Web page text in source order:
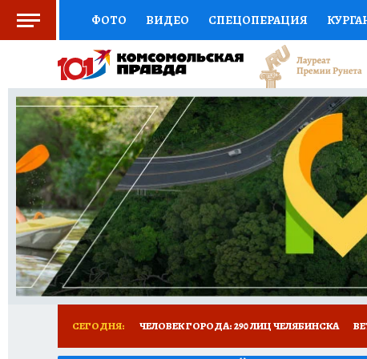
ФОТО ВИДЕО СПЕЦОПЕРАЦИЯ
СОЦПОДДЕРЖКА НАУКА СПОРТ
ВЫБОР ЭКСПЕРТОВ ДОКТОР ФИНАНСЫ
КНИЖНАЯ ПОЛКА ПРОГНОЗЫ НА СПОРТ
ПРЕСС-ЦЕНТР НЕДВИЖИМОСТЬ
РАДИО КП ТЕСТЫ НОВОЕ НА САЙТЕ
СЕГОДНЯ: ЧЕЛОВЕК ГОРОДА: 290 ЛИЦ ЧЕЛЯБИНСКА